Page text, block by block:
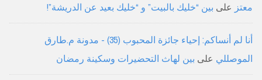
معتز على بين “خليك بالبيت” و “خليك بعيد عن الدريشة”!
أنا لم أنساكم: إحياء جائزة المحبوب (35) - مدونة م.طارق
الموصللي على بين لهاث التحضيرات وسكينة رمضان